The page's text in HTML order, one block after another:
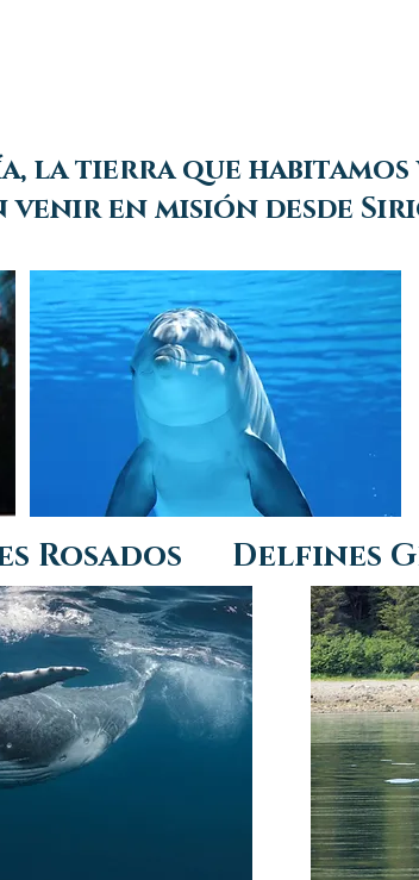
la tierra que
en misión desde
Rosados Delfines